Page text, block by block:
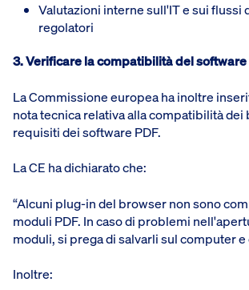
Valutazioni interne sull'IT e sui flussi
regolatori
3. Verificare la compatibilità del software
La Commissione europea ha inoltre
nota tecnica relativa alla compatibilità dei
requisiti dei software PDF.
La CE ha dichiarato che:
“Alcuni plug-in del browser non sono
moduli PDF. In caso di problemi
moduli, si prega di salvarli sul computer e
Inoltre: